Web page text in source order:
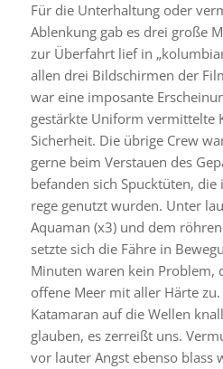
Für die Unterhaltung oder
Ablenkung gab es drei große
zur Überfahrt lief in
allen drei Bildschirmen der
war eine imposante
gestärkte Uniform vermittelte
Sicherheit. Die übrige Crew
gerne beim Verstauen des
befanden sich Spucktüten,
rege genutzt wurden. Unter
Aquaman (x3) und dem
setzte sich die Fähre in
Minuten waren kein Problem,
offene Meer mit aller Härte
Katamaran auf die Wellen
glauben, es zerreißt uns.
vor lauter Angst ebenso blass